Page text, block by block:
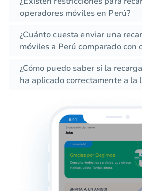
operadores móviles en Perú?
¿Cuánto cuesta enviar una
móviles a Perú comparado con
¿Cómo puedo saber si la
ha aplicado correctamente a la